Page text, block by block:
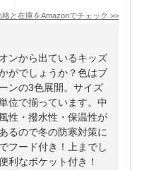
格と在庫をAmazonでチェック >>
ンから出ているキッズ
がでしょうか？色はブ
ンの3色展開。サイズ
位で揃っています。中
性・撥水性・保温性が
るので冬の防寒対策に
フード付き！上までし
利なポケット付き！